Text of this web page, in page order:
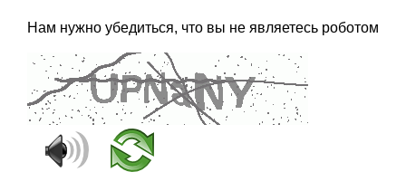
Нам нужно убедиться, что вы не являетесь роботом